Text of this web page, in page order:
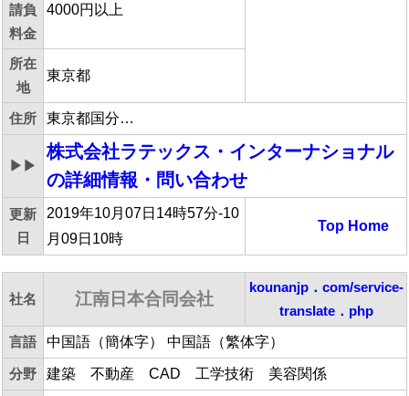
請負
料金
4000円以上
所在
地
東京都
住所 東京都国分…
▶▶
株式会社ラテックス・インターナショナル
の詳細情報・問い合わせ
更新
日
2019年10月07日14時57分-10
月09日10時
Top Home
社名 江南日本合同会社
kounanjp．com/service-
translate．php
言語
中国語（簡体字） 中国語（繁体字）
分野 建築 不動産 CAD 工学技術 美容関係